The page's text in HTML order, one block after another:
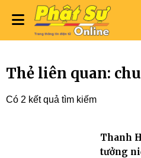
Thẻ liên quan:
Có 2 kết quả tìm kiếm
Thanh
tưởng